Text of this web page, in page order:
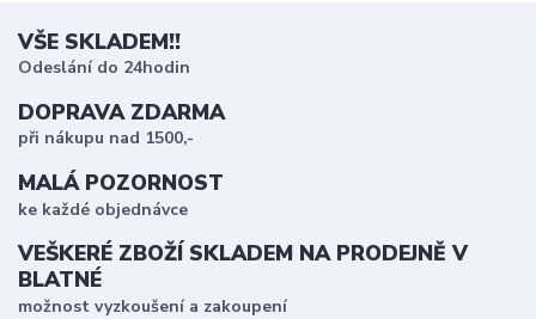
VŠE SKLADEM!!
Odeslání do 24hodin
DOPRAVA ZDARMA
při nákupu nad 1500,-
MALÁ POZORNOST
ke každé objednávce
VEŠKERÉ ZBOŽÍ SKLADEM NA PRODEJNĚ V
BLATNÉ
možnost vyzkoušení a zakoupení